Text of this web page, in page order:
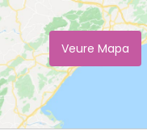
Veure Mapa